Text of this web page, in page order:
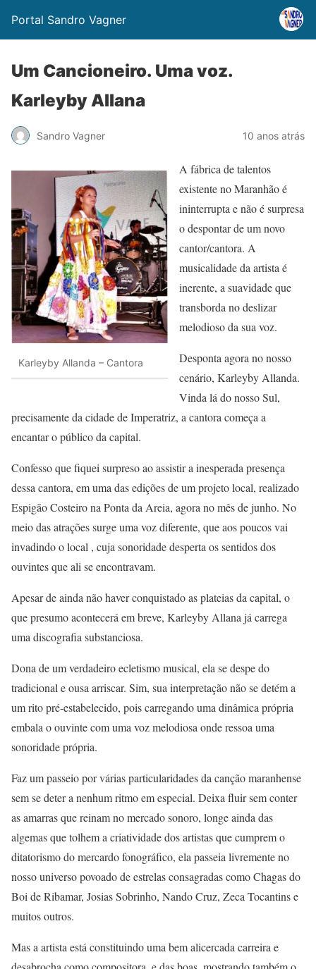
Portal Sandro Vagner
Um Cancioneiro. Uma voz.
Karleyby Allana
Sandro Vagner 10 anos atrás
Karleyby Allanda – Cantora
A fábrica de talentos
existente no Maranhão é
ininterrupta e não é surpresa
o despontar de um novo
cantor/cantora. A
musicalidade da artista é
inerente, a suavidade que
transborda no deslizar
melodioso da sua voz.
Desponta agora no nosso
cenário, Karleyby Allanda.
Vinda lá do nosso Sul,
precisamente da cidade de Imperatriz, a cantora começa a
encantar o público da capital.
Confesso que fiquei surpreso ao assistir a inesperada presença
dessa cantora, em uma das edições de um projeto local, realizado
Espigão Costeiro na Ponta da Areia, agora no mês de junho. No
meio das atrações surge uma voz diferente, que aos poucos vai
invadindo o local , cuja sonoridade desperta os sentidos dos
ouvintes que ali se encontravam.
Apesar de ainda não haver conquistado as plateias da capital, o
que presumo acontecerá em breve, Karleyby Allana já carrega
uma discografia substanciosa.
Dona de um verdadeiro ecletismo musical, ela se despe do
tradicional e ousa arriscar. Sim, sua interpretação não se detém a
um rito pré-estabelecido, pois carregando uma dinâmica própria
embala o ouvinte com uma voz melodiosa onde ressoa uma
sonoridade própria.
Faz um passeio por várias particularidades da canção maranhense
sem se deter a nenhum ritmo em especial. Deixa fluir sem conter
as amarras que reinam no mercado sonoro, longe ainda das
algemas que tolhem a criatividade dos artistas que cumprem o
ditatorismo do mercardo fonográfico, ela passeia livremente no
nosso universo povoado de estrelas consagradas como Chagas do
Boi de Ribamar, Josias Sobrinho, Nando Cruz, Zeca Tocantins e
muitos outros.
Mas a artista está constituindo uma bem alicercada carreira e